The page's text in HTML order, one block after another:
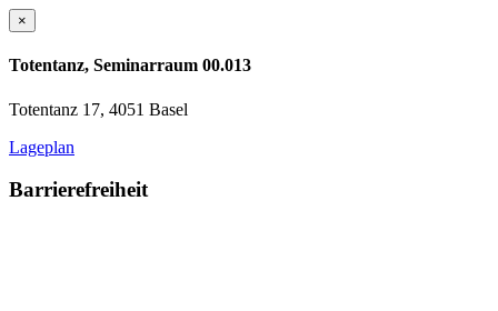
×
Totentanz, Seminarraum 00.013
Totentanz 17, 4051 Basel
Lageplan
Barrierefreiheit